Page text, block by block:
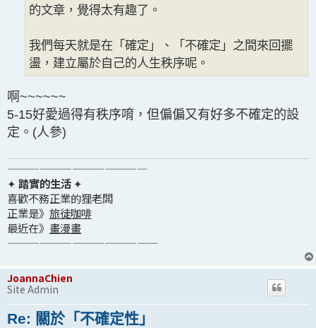
的文章，覺得太有趣了。
我們每天就是在「確定」、「不確定」之間來回擺
盪，建立屬於自己的人生秩序呢。
啊~~~~~~
5-15好愛過得有秩序唷，但偏偏又有好多不確定的設
定。(人參)
—————————————
✦ 踏實的生活✦
喜歡不務正業的狸老闆
正業是》 旅徒咖啡
最近在》 畫漫畫
——————————————
JoannaChien
Site Admin
Re: 關於「不確定性」